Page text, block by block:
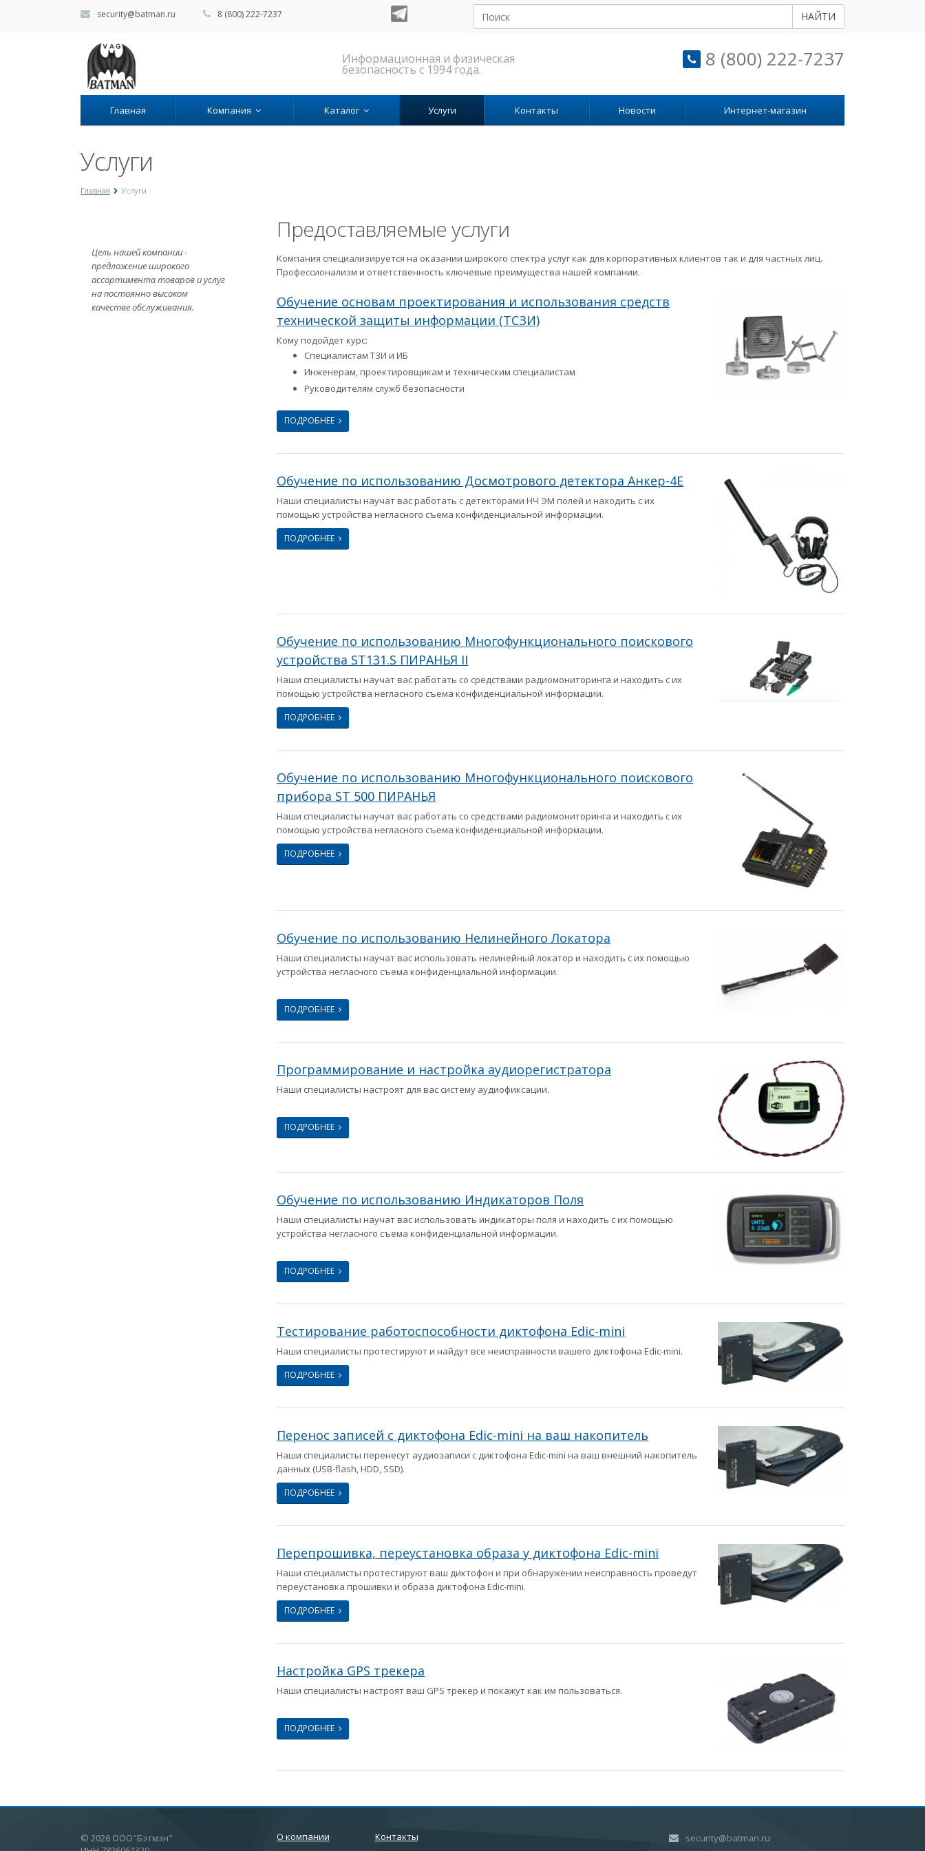
security@batman.ru 8 (800) 222-7237 НАЙТИ
Информационная и физическая
безопасность с 1994 года. 8 (800) 222-7237
Главная Компания Каталог Услуги Контакты Новости Интернет-магазин
Услуги
Главная Услуги
Цель нашей компании -
предложение широкого
ассортимента товаров и услуг
на постоянно высоком
качестве обслуживания.
Предоставляемые услуги
Компания специализируется на оказании широкого спектра услуг как для корпоративных клиентов так и для частных лиц.
Профессионализм и ответственность ключевые преимущества нашей компании.
Обучение основам проектирования и использования средств
технической защиты информации (ТСЗИ)
Кому подойдет курс:
Специалистам ТЗИ и ИБ
Инженерам, проектировщикам и техническим специалистам
Руководителям служб безопасности
ПОДРОБНЕЕ
Обучение по использованию Досмотрового детектора Анкер-4Е
Наши специалисты научат вас работать с детекторами НЧ ЭМ полей и находить с их
помощью устройства негласного съема конфиденциальной информации.
ПОДРОБНЕЕ
Обучение по использованию Многофункционального поискового
устройства ST131.S ПИРАНЬЯ II
Наши специалисты научат вас работать со средствами радиомониторинга и находить с их
помощью устройства негласного съема конфиденциальной информации.
ПОДРОБНЕЕ
Обучение по использованию Многофункционального поискового
прибора ST 500 ПИРАНЬЯ
Наши специалисты научат вас работать со средствами радиомониторинга и находить с их
помощью устройства негласного съема конфиденциальной информации.
ПОДРОБНЕЕ
Обучение по использованию Нелинейного Локатора
Наши специалисты научат вас использовать нелинейный локатор и находить с их помощью
устройства негласного съема конфиденциальной информации.
ПОДРОБНЕЕ
Программирование и настройка аудиорегистратора
Наши специалисты настроят для вас систему аудиофиксации.
ПОДРОБНЕЕ
Обучение по использованию Индикаторов Поля
Наши специалисты научат вас использовать индикаторы поля и находить с их помощью
устройства негласного съема конфиденциальной информации.
ПОДРОБНЕЕ
Тестирование работоспособности диктофона Edic-mini
Наши специалисты протестируют и найдут все неисправности вашего диктофона Edic-mini.
ПОДРОБНЕЕ
Перенос записей с диктофона Edic-mini на ваш накопитель
Наши специалисты перенесут аудиозаписи с диктофона Edic-mini на ваш внешний накопитель
данных (USB-flash, HDD, SSD).
ПОДРОБНЕЕ
Перепрошивка, переустановка образа у диктофона Edic-mini
Наши специалисты протестируют ваш диктофон и при обнаружении неисправность проведут
переустановка прошивки и образа диктофона Edic-mini.
ПОДРОБНЕЕ
Настройка GPS трекера
Наши специалисты настроят ваш GPS трекер и покажут как им пользоваться.
ПОДРОБНЕЕ
© 2026 ООО"Бэтмэн"
О компании Контакты security@batman.ru